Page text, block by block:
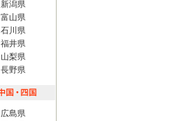
新潟県
富山県
石川県
福井県
山梨県
長野県
広島県